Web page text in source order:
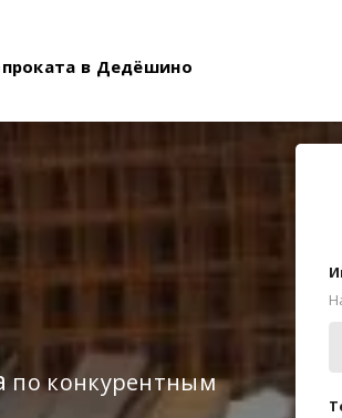
в Дедёшино
по конкурентным